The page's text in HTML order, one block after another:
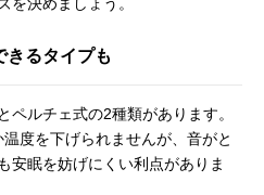
を決めましょう。
きるタイプも
ペルチェ式の2種類があります。
温度を下げられませんが、音がと
安眠を妨げにくい利点がありま